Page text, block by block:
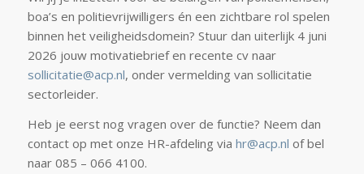
boa’s en politievrijwilligers én een zichtbare rol spelen
binnen het veiligheidsdomein? Stuur dan uiterlijk 4 juni
2026 jouw motivatiebrief en recente cv naar
sollicitatie@acp.nl, onder vermelding van sollicitatie
sectorleider.
Heb je eerst nog vragen over de functie? Neem dan
contact op met onze HR-afdeling via hr@acp.nl of bel
naar 085 – 066 4100.